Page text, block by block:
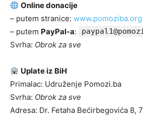
Online donacije
– putem stranice: www.pomoziba.org
– putem PayPal-a:
Svrha: Obrok za sve
Uplate iz BiH
Primalac: Udruženje Pomozi.ba
Svrha: Obrok za sve
Adresa: Dr. Fetaha Bećirbegovića 8,